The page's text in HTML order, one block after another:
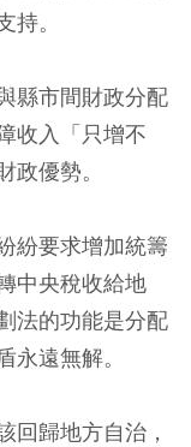
。
縣市間財政分配
收入「只增不
優勢。
紛要求增加統籌
中央稅收給地
法的功能是分配
遠無解。
回歸地方自治，